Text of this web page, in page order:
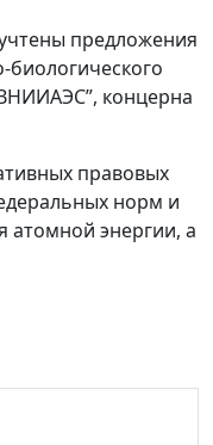
предложения
концерна
правовых
норм и
атомной энергии, а